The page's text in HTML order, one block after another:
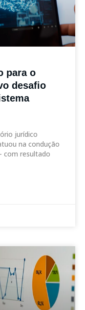
para o
desafio
jurídico
na condução
com resultado